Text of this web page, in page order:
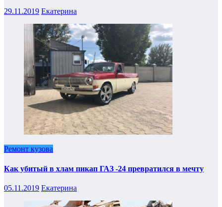
29.11.2019 Екатерина
Ремонт кузова
Как убитый в хлам пикап ГАЗ -24 превратился в мечту
05.11.2019 Екатерина